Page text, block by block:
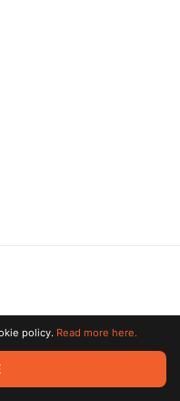
reserved. All trademarks
policy. Read more here.